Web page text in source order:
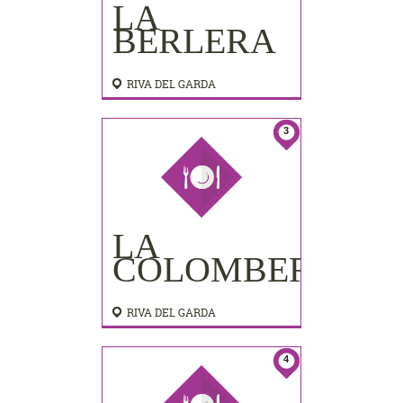
LA
BERLERA
RIVA DEL GARDA
3
LA
COLOMBERA
RIVA DEL GARDA
4